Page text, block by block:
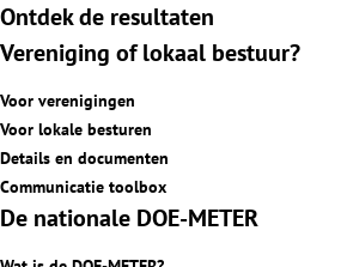
Ontdek de resultaten
Vereniging of lokaal bestuur?
Voor verenigingen
Voor lokale besturen
Details en documenten
Communicatie toolbox
De nationale DOE-METER